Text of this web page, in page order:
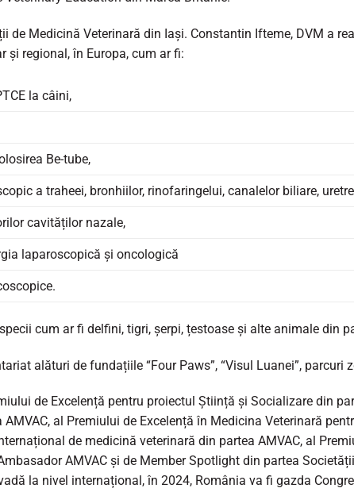
de Medicină Veterinară din Iași. Constantin Ifteme, DVM a
și regional, în Europa, cum ar fi:
la câini,
Be-tube,
a traheei, bronhiilor, rinofaringelui, canalelor biliare,
cavităților nazale,
laparoscopică și oncologică
cum ar fi delfini, tigri, șerpi, țestoase și alte animale din
alături de fundațiile “Four Paws”, “Visul Luanei”, parcuri
de Excelență pentru proiectul Știință și Socializare din
al Premiului de Excelență în Medicina Veterinară
de medicină veterinară din partea AMVAC, al
AMVAC și de Member Spotlight din partea
la nivel internațional, în 2024, România va fi gazda